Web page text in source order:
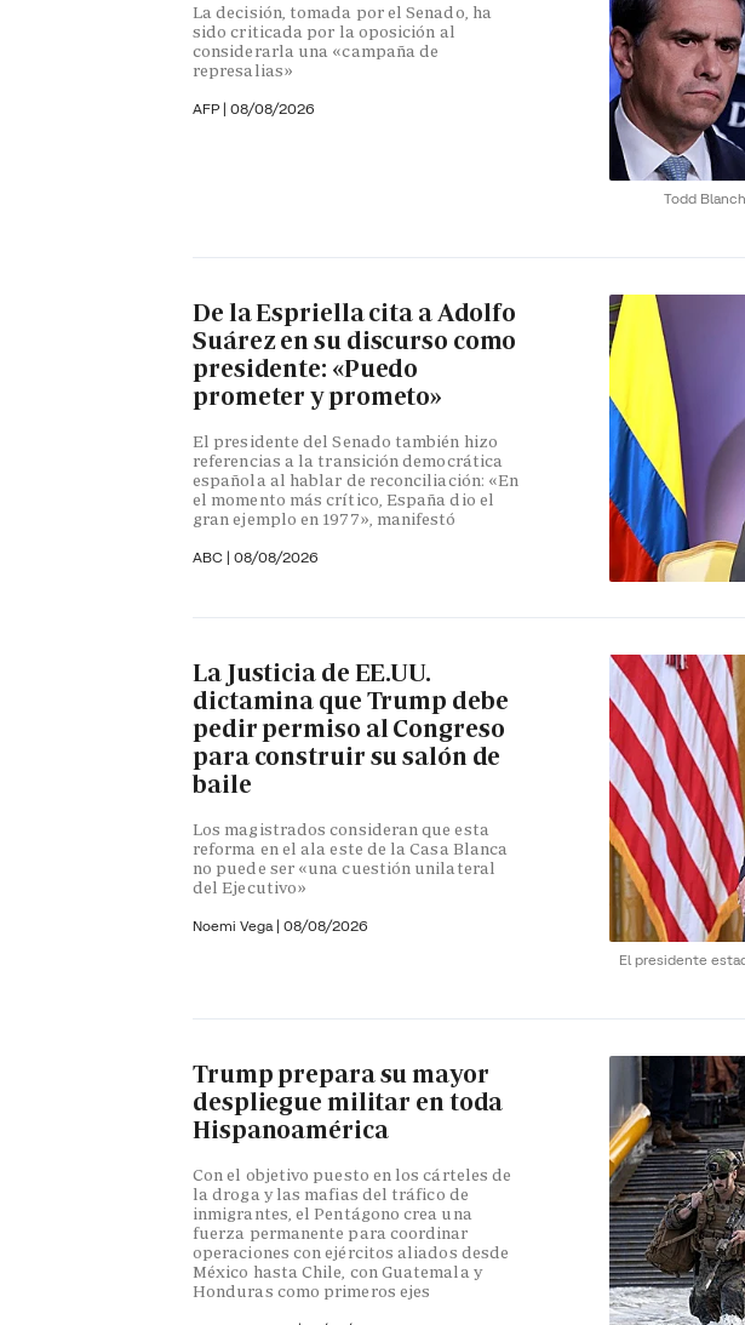
Todd
La decisión, tomada por el Senado, ha
sido criticada por la oposición al
considerarla una «campaña de
represalias»
AFP | 08/08/2026
De la Espriella cita a Adolfo
Suárez en su discurso como
presidente: «Puedo
prometer y prometo»
El presidente del Senado también hizo
referencias a la transición democrática
española al hablar de reconciliación: «En
el momento más crítico, España dio el
gran ejemplo en 1977», manifestó
ABC | 08/08/2026
El presidente
La Justicia de EE.UU.
dictamina que Trump debe
pedir permiso al Congreso
para construir su salón de
baile
Los magistrados consideran que esta
reforma en el ala este de la Casa Blanca
no puede ser «una cuestión unilateral
del Ejecutivo»
Noemi Vega | 08/08/2026
Trump prepara su mayor
despliegue militar en toda
Hispanoamérica
Con el objetivo puesto en los cárteles de
la droga y las mafias del tráfico de
inmigrantes, el Pentágono crea una
fuerza permanente para coordinar
operaciones con ejércitos aliados desde
México hasta Chile, con Guatemala y
Honduras como primeros ejes